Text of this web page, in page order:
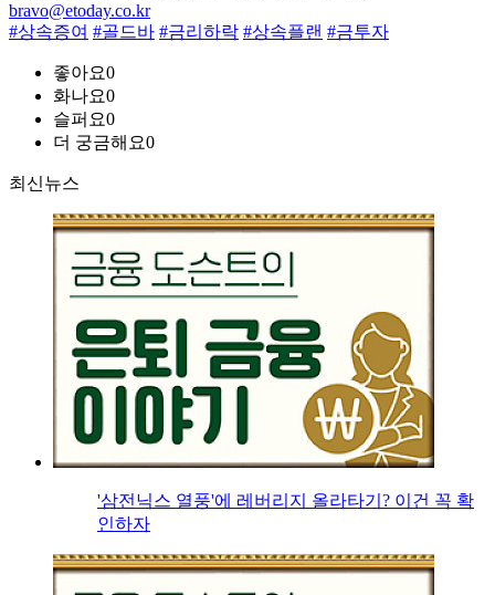
bravo@etoday.co.kr
#상속증여 #골드바 #금리하락 #상속플랜 #금투자
좋아요0
화나요0
슬퍼요0
더 궁금해요0
최신뉴스
'삼전닉스 열풍'에 레버리지 올라타기? 이건 꼭 확
인하자